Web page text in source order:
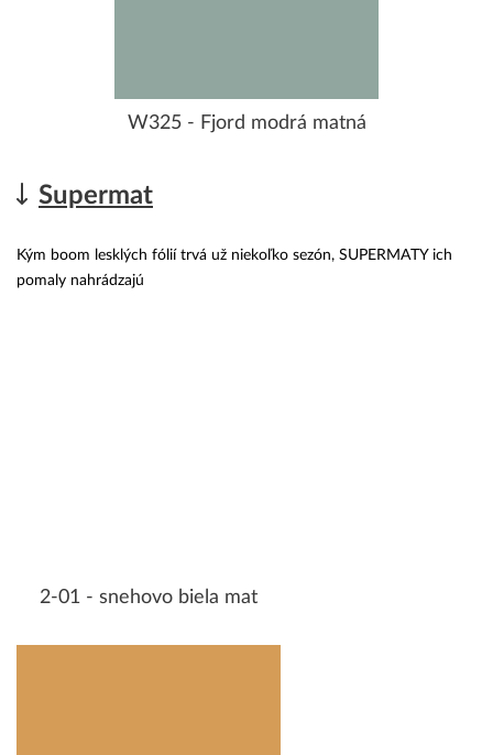
W325 - Fjord modrá matná
Supermat
Kým boom lesklých fólií trvá už niekoľko sezón, SUPERMATY ich
pomaly nahrádzajú
2-01 - snehovo biela mat